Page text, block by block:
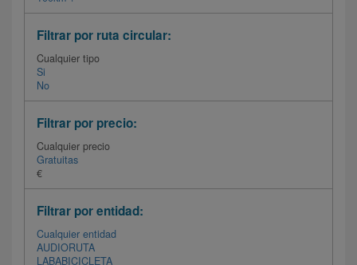
Filtrar por ruta circular:
Cualquier tipo
Si
No
Filtrar por precio:
Cualquier precio
Gratuitas
€
Filtrar por entidad:
Cualquier entidad
AUDIORUTA
LABABICICLETA